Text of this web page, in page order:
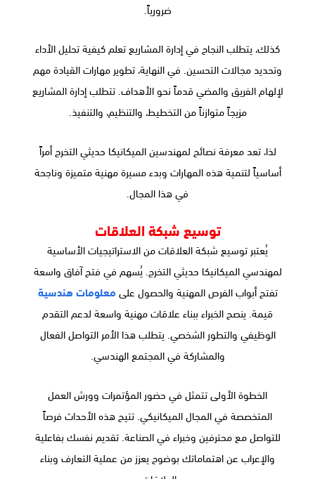
ضرورياً.
كذلك، يتطلب النجاح في إدارة المشاريع تعلم كيفية تحليل الأداء
وتحديد مجالات التحسين. في النهاية، تطوير مهارات القيادة مهم
لإلهام الفريق والمضي قدماً نحو الأهداف. تتطلب إدارة المشاريع
مزيجاً متوازناً من التخطيط، والتنظيم، والتنفيذ.
لذا، تعد معرفة نصائح لمهندسين الميكانيكا حديثي التخرج أمراً
أساسياً لتنمية هذه المهارات وبدء مسيرة مهنية متميزة وناجحة
في هذا المجال.
توسيع شبكة العلاقات
يُعتبر توسيع شبكة العلاقات من الاستراتيجيات الأساسية
لمهندسي الميكانيكا حديثي التخرج. يُسهم في فتح آفاق واسعة
تفتح أبواب الفرص المهنية والحصول على معلومات هندسية
قيمة. ينصح الخبراء ببناء علاقات مهنية واسعة لدعم التقدم
الوظيفي والتطور الشخصي. يتطلب هذا الأمر التواصل الفعال
والمشاركة في المجتمع الهندسي.
الخطوة الأولى تتمثل في حضور المؤتمرات وورش العمل
المتخصصة في المجال الميكانيكي. تتيح هذه الأحداث فرصاً
للتواصل مع محترفين وخبراء في الصناعة. تقديم نفسك بفاعلية
والإعراب عن اهتماماتك بوضوح يعزز من عملية التعارف وبناء